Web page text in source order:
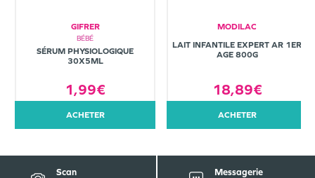
GIFRER
BÉBÉ
SÉRUM PHYSIOLOGIQUE
30X5ML
1,99€
ACHETER
MODILAC
LAIT INFANTILE EXPERT AR 1ER
AGE 800G
18,89€
ACHETER
Scan
Messagerie